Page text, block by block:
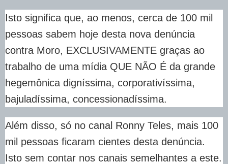
Isto significa que, ao menos, cerca de 100 mil
pessoas sabem hoje desta nova denúncia
contra Moro, EXCLUSIVAMENTE graças ao
trabalho de uma mídia QUE NÃO É da grande
hegemônica digníssima, corporativíssima,
bajuladíssima, concessionadíssima.
Além disso, só no canal Ronny Teles, mais 100
mil pessoas ficaram cientes desta denúncia.
Isto sem contar nos canais semelhantes a este.